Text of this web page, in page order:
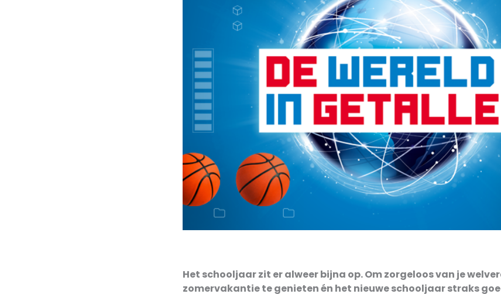
Het schooljaar zit er alweer bijna op. Om zorgeloos van je
zomervakantie te genieten én het nieuwe schooljaar straks